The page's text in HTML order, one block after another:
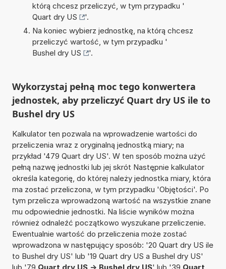
którą chcesz przeliczyć, w tym przypadku '
Quart dry US
'.
Na koniec wybierz jednostkę, na którą chcesz
przeliczyć wartość, w tym przypadku '
Bushel dry US
'.
Wykorzystaj pełną moc tego konwertera
jednostek, aby przeliczyć Quart dry US ile to
Bushel dry US
Kalkulator ten pozwala na wprowadzenie wartości do
przeliczenia wraz z oryginalną jednostką miary; na
przykład '479 Quart dry US'. W ten sposób można użyć
pełną nazwę jednostki lub jej skrót Następnie kalkulator
określa kategorię, do której należy jednostka miary, która
ma zostać przeliczona, w tym przypadku 'Objętości'. Po
tym przelicza wprowadzoną wartość na wszystkie znane
mu odpowiednie jednostki. Na liście wyników można
również odnaleźć początkowo wyszukane przeliczenie.
Ewentualnie wartość do przeliczenia może zostać
wprowadzona w następujący sposób: '20 Quart dry US ile
to Bushel dry US' lub '19 Quart dry US a Bushel dry US'
lub '79 Quart dry US -> Bushel dry US' lub '39 Quart